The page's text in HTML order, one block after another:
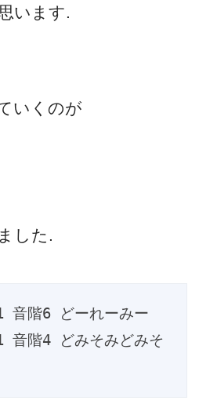
います.
いくのが
した.
音階6 どーれーみー
音階4 どみそみどみそ